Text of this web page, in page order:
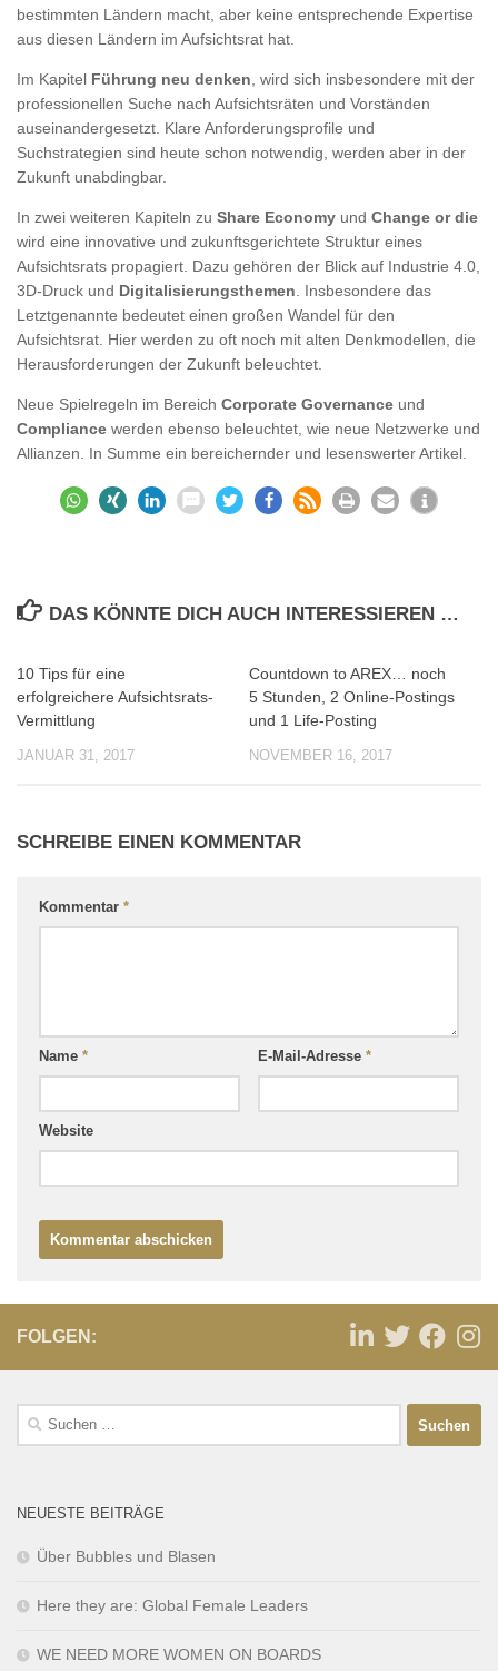
bestimmten Ländern macht, aber keine entsprechende Expertise
aus diesen Ländern im Aufsichtsrat hat.
Im Kapitel Führung neu denken , wird sich insbesondere mit der
professionellen Suche nach Aufsichtsräten und Vorständen
auseinandergesetzt. Klare Anforderungsprofile und
Suchstrategien sind heute schon notwendig, werden aber in der
Zukunft unabdingbar.
In zwei weiteren Kapiteln zu Share Economy und Change or die
wird eine innovative und zukunftsgerichtete Struktur eines
Aufsichtsrats propagiert. Dazu gehören der Blick auf Industrie 4.0,
3D-Druck und Digitalisierungsthemen . Insbesondere das
Letztgenannte bedeutet einen großen Wandel für den
Aufsichtsrat. Hier werden zu oft noch mit alten Denkmodellen, die
Herausforderungen der Zukunft beleuchtet.
Neue Spielregeln im Bereich Corporate Governance und
Compliance werden ebenso beleuchtet, wie neue Netzwerke und
Allianzen. In Summe ein bereichernder und lesenswerter Artikel.
DAS KÖNNTE DICH AUCH INTERESSIEREN …
10 Tips für eine
erfolgreichere Aufsichtsrats-
Vermittlung
JANUAR 31, 2017
Countdown to AREX… noch
5 Stunden, 2 Online-Postings
und 1 Life-Posting
NOVEMBER 16, 2017
SCHREIBE EINEN KOMMENTAR
Kommentar *
Name * E-Mail-Adresse *
Website
FOLGEN:
NEUESTE BEITRÄGE
Über Bubbles und Blasen
Here they are: Global Female Leaders
WE NEED MORE WOMEN ON BOARDS